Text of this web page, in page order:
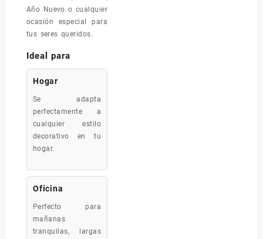
Año Nuevo o cualquier
ocasión especial para
tus seres queridos.
Ideal para
Hogar
Se adapta
perfectamente a
cualquier estilo
decorativo en tu
hogar.
Oficina
Perfecto para
mañanas
tranquilas, largas